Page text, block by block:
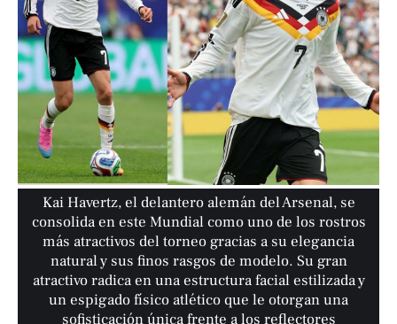
Kai Havertz, el delantero alemán del Arsenal, se
consolida en este Mundial como uno de los rostros
más atractivos del torneo gracias a su elegancia
natural y sus finos rasgos de modelo. Su gran
atractivo radica en una estructura facial estilizada y
un espigado físico atlético que le otorgan una
sofisticación única frente a los reflectores